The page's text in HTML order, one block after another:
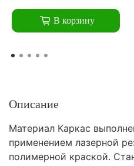
В корзину
Описание
Материал Каркас
применением лазерной
полимерной краской.